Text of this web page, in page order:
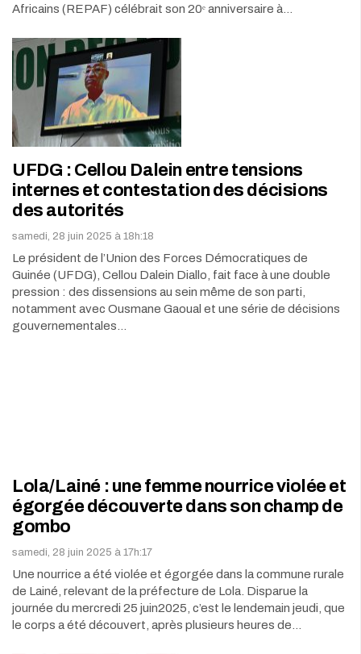
Africains (REPAF) célébrait son 20ᵉ anniversaire à…
UFDG : Cellou Dalein entre tensions
internes et contestation des décisions
des autorités
samedi, 28 juin 2025 à 18h:18
Le président de l’Union des Forces Démocratiques de
Guinée (UFDG), Cellou Dalein Diallo, fait face à une double
pression : des dissensions au sein même de son parti,
notamment avec Ousmane Gaoual et une série de décisions
gouvernementales…
Lola/Lainé : une femme nourrice violée et
égorgée découverte dans son champ de
gombo
samedi, 28 juin 2025 à 17h:17
Une nourrice a été violée et égorgée dans la commune rurale
de Lainé, relevant de la préfecture de Lola. Disparue la
journée du mercredi 25 juin2025, c’est le lendemain jeudi, que
le corps a été découvert, après plusieurs heures de…